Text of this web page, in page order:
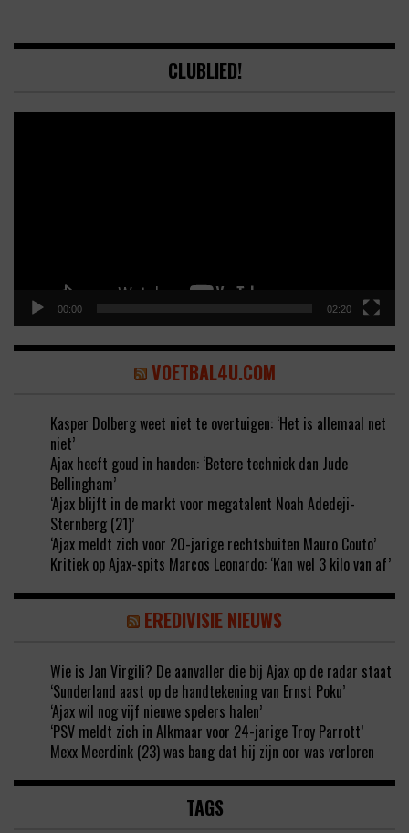
CLUBLIED!
00:00 02:20
VOETBAL4U.COM
Kasper Dolberg weet niet te overtuigen: ‘Het is allemaal net
niet’
Ajax heeft goud in handen: ‘Betere techniek dan Jude
Bellingham’
‘Ajax blijft in de markt voor megatalent Noah Adedeji-
Sternberg (21)’
‘Ajax meldt zich voor 20-jarige rechtsbuiten Mauro Couto’
Kritiek op Ajax-spits Marcos Leonardo: ‘Kan wel 3 kilo van af’
EREDIVISIE NIEUWS
Wie is Jan Virgili? De aanvaller die bij Ajax op de radar staat
‘Sunderland aast op de handtekening van Ernst Poku’
‘Ajax wil nog vijf nieuwe spelers halen’
‘PSV meldt zich in Alkmaar voor 24-jarige Troy Parrott’
Mexx Meerdink (23) was bang dat hij zijn oor was verloren
TAGS